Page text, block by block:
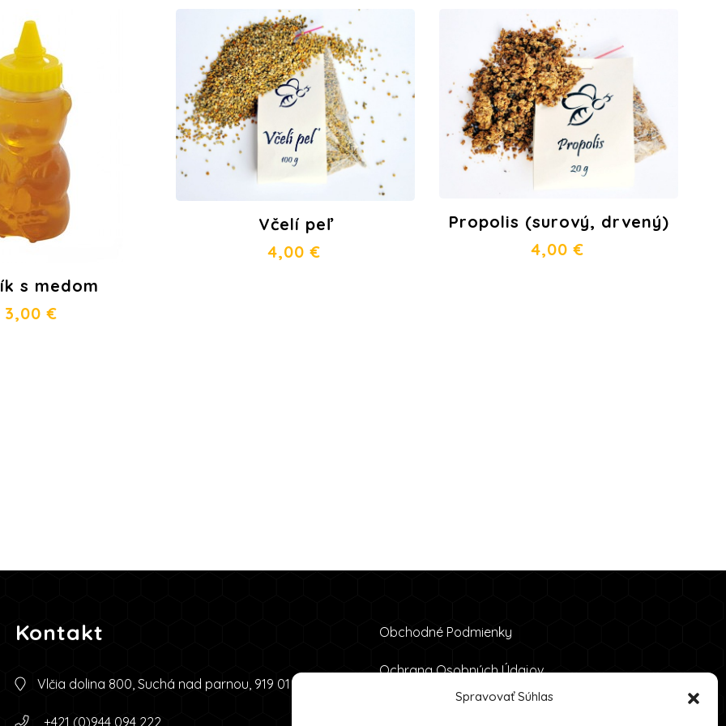
Spravovať Súhlas
s medom
3,00€
Včelí peľ
4,00€
Propolis (surový, drvený)
4,00€
Kontakt
Vlčia dolina 800, Suchá nad parnou, 919 01
+421 (0)944 094 222
Obchodné Podmienky
Ochrana Osobných Údajov
Zásady Používania Súborov Cookie